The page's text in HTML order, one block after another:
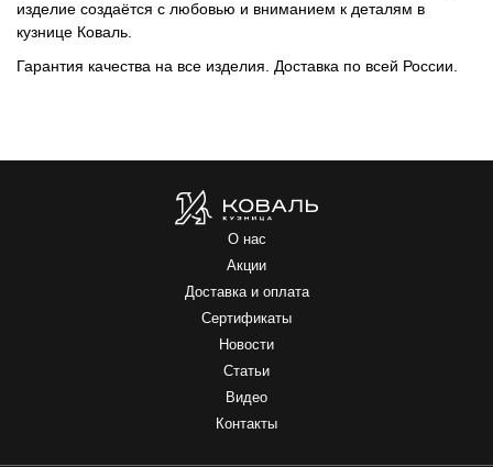
изделие создаётся с любовью и вниманием к деталям в
кузнице Коваль.
Гарантия качества на все изделия. Доставка по всей России.
О нас
Акции
Доставка и оплата
Сертификаты
Новости
Статьи
Видео
Контакты